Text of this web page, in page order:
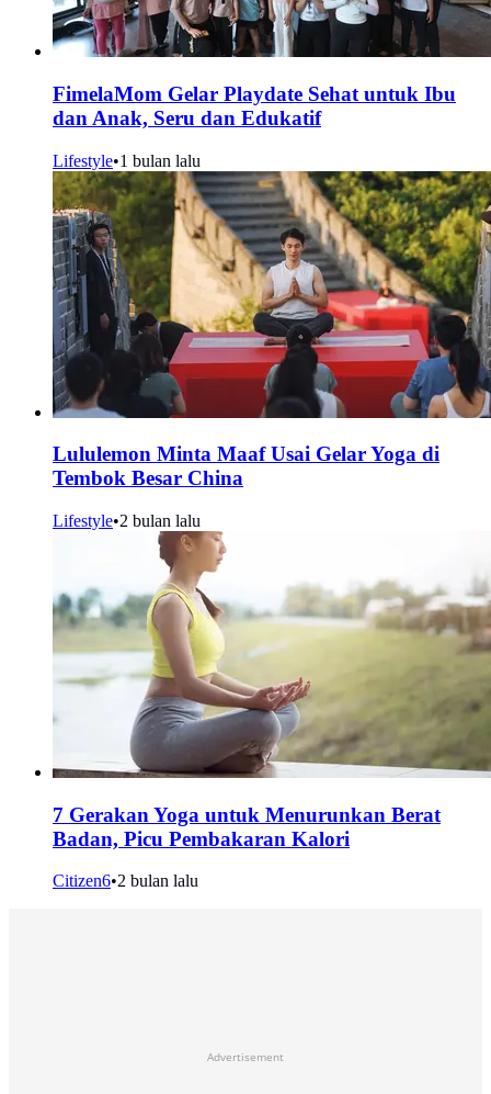
FimelaMom Gelar Playdate Sehat untuk Ibu
dan Anak, Seru dan Edukatif
Lifestyle•1 bulan lalu
Lululemon Minta Maaf Usai Gelar Yoga di
Tembok Besar China
Lifestyle•2 bulan lalu
7 Gerakan Yoga untuk Menurunkan Berat
Badan, Picu Pembakaran Kalori
Citizen6•2 bulan lalu
Advertisement